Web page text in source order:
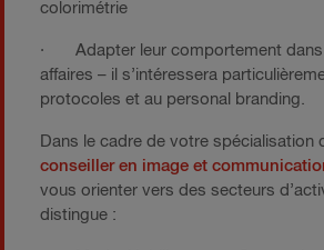
colorimétrie
· Adapter leur comportement dans
affaires – il s’intéressera
protocoles et au personal branding.
Dans le cadre de votre spécialisation
conseiller en image et
vous orienter vers des secteurs
distingue :